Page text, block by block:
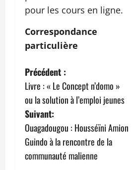
pour les cours en ligne.
Correspondance
particulière
N
a
v
i
g
Précédent :
Livre : « Le Concept n’domo »
ou la solution à l’emploi jeunes
Suivant:
Ouagadougou : Housséïni Amion
Guindo à la rencontre de la
communauté malienne